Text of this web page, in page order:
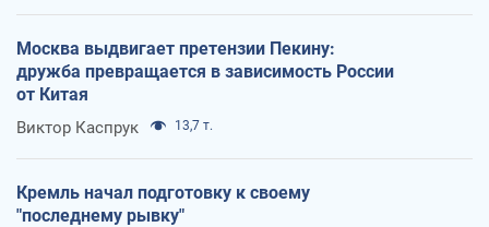
Москва выдвигает претензии Пекину:
дружба превращается в зависимость России
от Китая
Виктор Каспрук 13,7 т.
Кремль начал подготовку к своему
"последнему рывку"